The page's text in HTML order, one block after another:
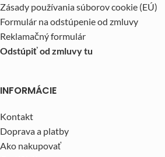
Zásady používania súborov cookie (EÚ)
Formulár na odstúpenie od zmluvy
Reklamačný formulár
Odstúpiť od zmluvy tu
INFORMÁCIE
Kontakt
Doprava a platby
Ako nakupovať